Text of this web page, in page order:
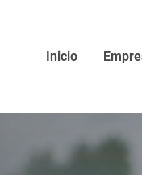
Inicio